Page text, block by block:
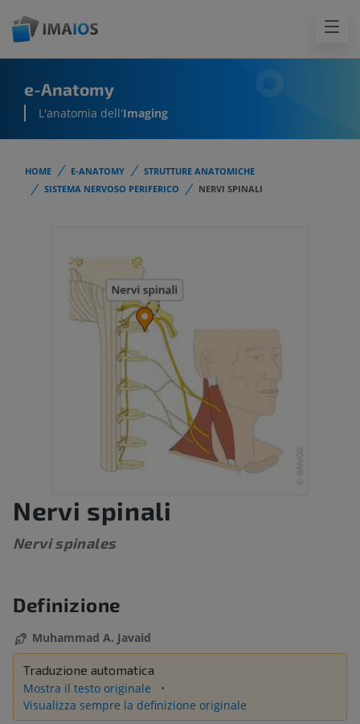
e-Anatomy
L'anatomia dell'Imaging
HOME E-ANATOMY
STRUTTURE ANATOMICHE
SISTEMA NERVOSO PERIFERICO
NERVI SPINALI
Nervi spinali
Nervi spinales
Definizione
Muhammad A. Javaid
Traduzione automatica
Mostra il testo originale
Visualizza sempre la definizione originale